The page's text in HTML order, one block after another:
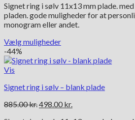
på
varesiden
pris
var:
885.00 kr..
pris
er:
498.00 kr..
Signet ring i sølv 11x13 mm plade.
pladen. gode muligheder for at
monogram eller andet.
Vælg muligheder
Dette
vare
har
varianter.
kan
-44%
Vis
Signet ring i sølv – blank plade
885.00kr.Den
498.00 kr.